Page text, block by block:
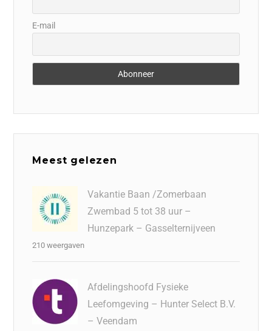
E-mail
Meest gelezen
Vakantie Baan /Zomerbaan
Zwembad 5 tot 38 uur –
Hunzepark – Gasselternijveen
210 weergaven
Afdelingshoofd Fysieke
Leefomgeving – Hunter Select B.V.
– Veendam